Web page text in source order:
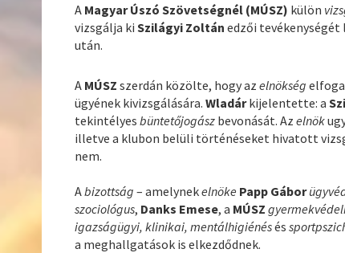
A Magyar Úszó Szövetségnél (MÚSZ) külön
vizsgálja kiSzilágyi Zoltán edzői tevékenységét
után.
A MÚSZszerdán közölte, hogy azelnökség
ügyének kivizsgálására.Wladárkijelentette: a
tekintélyesbüntetőjogász bevonását. Azelnök
illetve a klubon belüli történéseket hivatott
nem.
Abizottság– amelynekelnöke Papp Gábor
szociológus, Danks Emese, a MÚSZ
igazságügyi, klinikai, mentálhigiénésés
a meghallgatások is elkezdődnek.